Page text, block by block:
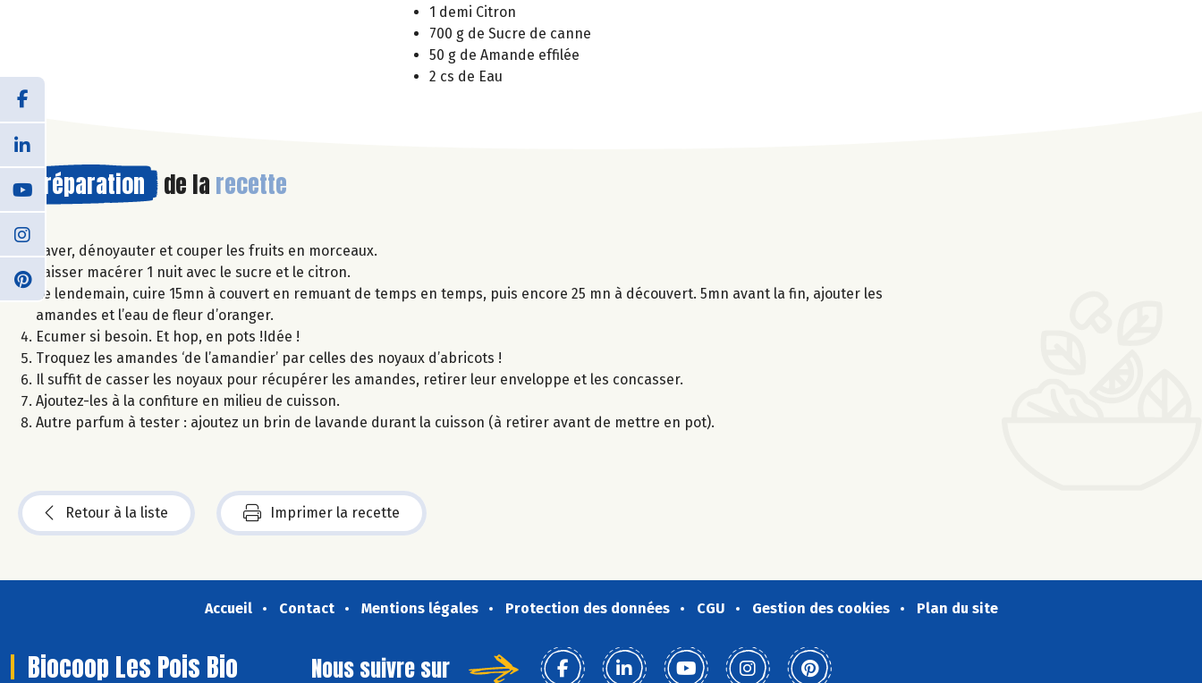
1 demi Citron
700 g de Sucre de canne
50 g de Amande effilée
2 cs de Eau
Préparation de la recette
Laver, dénoyauter et couper les fruits en morceaux.
Laisser macérer 1 nuit avec le sucre et le citron.
Le lendemain, cuire 15mn à couvert en remuant de temps en temps, puis encore 25 mn à découvert. 5mn avant la fin, ajouter les
amandes et l’eau de fleur d’oranger.
Ecumer si besoin. Et hop, en pots !Idée !
Troquez les amandes ‘de l’amandier’ par celles des noyaux d’abricots !
Il suffit de casser les noyaux pour récupérer les amandes, retirer leur enveloppe et les concasser.
Ajoutez-les à la confiture en milieu de cuisson.
Autre parfum à tester : ajoutez un brin de lavande durant la cuisson (à retirer avant de mettre en pot).
Retour à la liste Imprimer la recette
Accueil Contact Mentions légales Protection des données CGU Gestion des cookies Plan du site
Biocoop Les Pois Bio Nous suivre sur